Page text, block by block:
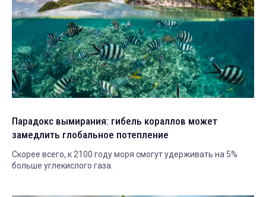
Парадокс вымирания: гибель кораллов может
замедлить глобальное потепление
Скорее всего, к 2100 году моря смогут удерживать на 5%
больше углекислого газа.